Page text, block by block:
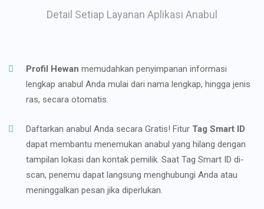
Detail Setiap Layanan Aplikasi Anabul
Profil Hewan memudahkan penyimpanan informasi
lengkap anabul Anda mulai dari nama lengkap, hingga jenis
ras, secara otomatis.
Daftarkan anabul Anda secara Gratis! Fitur Tag Smart ID
dapat membantu menemukan anabul yang hilang dengan
tampilan lokasi dan kontak pemilik. Saat Tag Smart ID di-
scan, penemu dapat langsung menghubungi Anda atau
meninggalkan pesan jika diperlukan.